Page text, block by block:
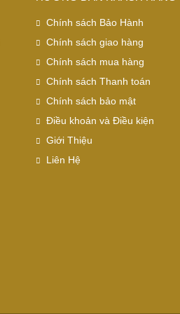
Chính sách Bảo Hành
Chính sách giao hàng
Chính sách mua hàng
Chính sách Thanh toán
Chính sách bảo mật
Điều khoản và Điều kiện
Giới Thiệu
Liên Hệ